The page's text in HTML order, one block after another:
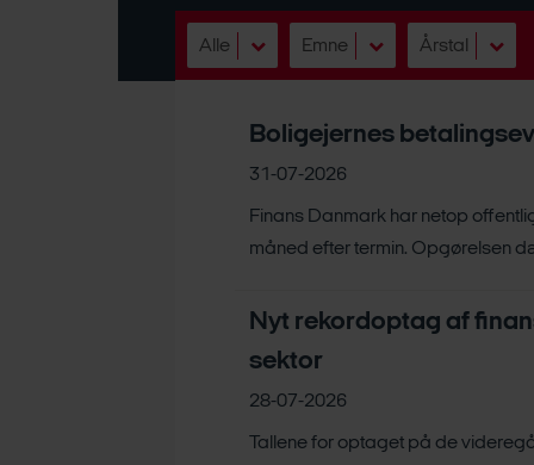
Alle Emne Årstal
Boligejernes
31-07-2026
Finans Danmark har netop
måned efter termin. Opgørelsen
Nyt rekordoptag af
sektor
28-07-2026
Tallene for optaget på de